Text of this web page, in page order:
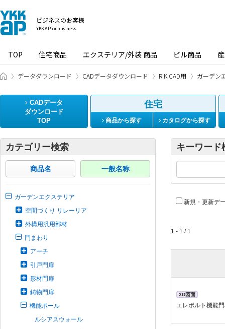
ビジネスのお客様
YKK AP for business
TOP 住宅商品 エクステリア/外装 商品 ビル商品
ビジネスのお客様 HOME
データダウンロード CADデータダウンロード RIK CAD用 ガーデン
CADデータ
ダウンロード
TOP
住宅
商品から探す カタログから探す
カテゴリー検索
商品名 一般名称
ガーデンエクステリア
空間づくり リレーリア
外構用汎用部材
門まわり
アーチ
引戸門扉
形材門扉
鋳物門扉
機能ポール
ルシアスウォール
キーワード
新規・更新デ
1 - 1 / 1
3D図面
エレポルト機能